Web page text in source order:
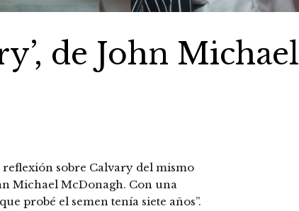
de John Michael
sobre Calvary del mismo
Michael McDonagh. Con una
probé el semen tenía siete años”.